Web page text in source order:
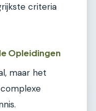
criteria
Opleidingen
maar het